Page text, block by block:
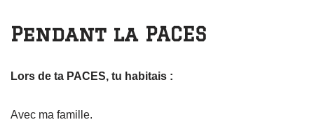
Pendant la PACES
Lors de ta PACES, tu habitais :
Avec ma famille.